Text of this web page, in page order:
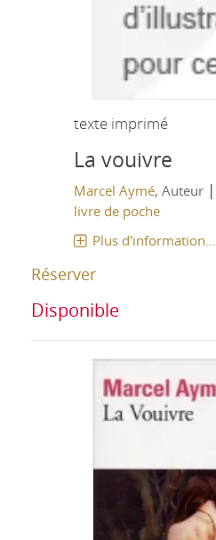
texte imprimé
La vouivre
Marcel Aymé, Auteur |
livre de poche
Plus d'information...
Réserver
Disponible